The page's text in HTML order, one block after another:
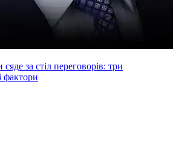
за стіл переговорів: три
фактори